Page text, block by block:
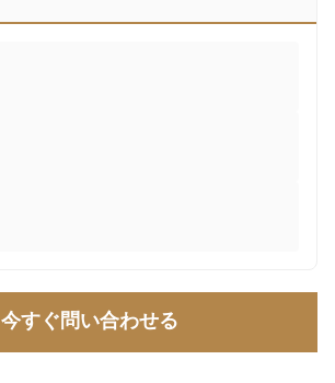
今すぐ問い合わせる